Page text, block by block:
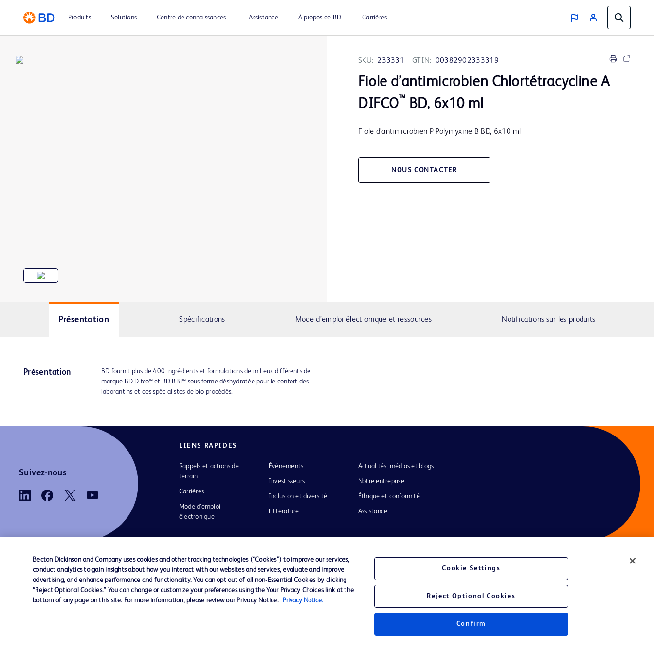
Produits Solutions Centre de connaissances Assistance À propos de BD Carrières
SKU: 233331 GTIN: 00382902333319
Fiole d’antimicrobien Chlortétracycline A
DIFCO™ BD, 6x10 ml
Fiole d’antimicrobien P Polymyxine B BD, 6x10 ml
NOUS CONTACTER
Présentation Spécifications Mode d’emploi électronique et ressources Notifications sur les produits
Présentation
BD fournit plus de 400 ingrédients et formulations de milieux différents de
marque BD Difco™ et BD BBL™ sous forme déshydratée pour le confort des
laborantins et des spécialistes de bio-procédés.
Suivez-nous
LIENS RAPIDES
Rappels et actions de
terrain
Carrières
Mode d’emploi
électronique
Événements
Investisseurs
Inclusion et diversité
Littérature
Actualités, médias et blogs
Notre entreprise
Éthique et conformité
Assistance
Nous contacter Préférences en matière de cookies Confidentialité Conditions d’utilisation
Becton Dickinson and Company uses cookies and other tracking technologies (“Cookies”) to improve our services,
conduct analytics to gain insights about how you interact with our websites and services, evaluate and improve
advertising, and enhance performance and functionality. You can opt out of all non-Essential Cookies by clicking
“Reject Optional Cookies.” You can change or customize your preferences using the Your Privacy Choices link at the
bottom of any page on this site. For more information, please review our Privacy Notice.
Privacy Notice.
Cookie Settings
Reject Optional Cookies
Confirm